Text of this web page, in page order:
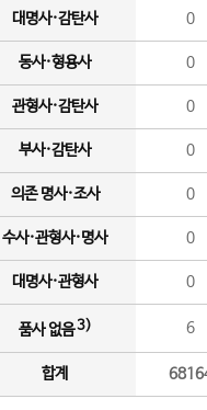
대명사·감탄사 0
동사·형용사 0
관형사·감탄사 0
부사·감탄사 0
의존 명사·조사 0
수사·관형사·명사 0
대명사·관형사 0
품사 없음3) 6
합계